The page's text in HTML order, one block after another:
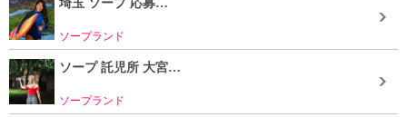
埼玉 ソープ 応募…
ソープランド
ソープ 託児所 大宮…
ソープランド